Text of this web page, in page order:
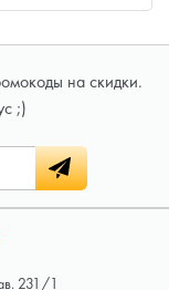
на скидки.
;)
231/1